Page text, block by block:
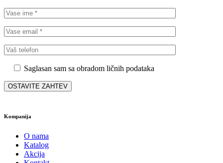
Saglasan sam sa obradom ličnih podataka
Kompanija
O nama
Katalog
Akcija